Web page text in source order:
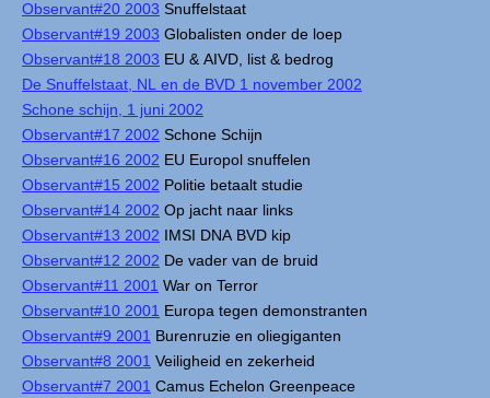
Observant#20 2003 Snuffelstaat
Observant#19 2003 Globalisten onder de loep
Observant#18 2003 EU & AIVD, list & bedrog
De Snuffelstaat, NL en de BVD 1 november 2002
Schone schijn, 1 juni 2002
Observant#17 2002 Schone Schijn
Observant#16 2002 EU Europol snuffelen
Observant#15 2002 Politie betaalt studie
Observant#14 2002 Op jacht naar links
Observant#13 2002 IMSI DNA BVD kip
Observant#12 2002 De vader van de bruid
Observant#11 2001 War on Terror
Observant#10 2001 Europa tegen demonstranten
Observant#9 2001 Burenruzie en oliegiganten
Observant#8 2001 Veiligheid en zekerheid
Observant#7 2001 Camus Echelon Greenpeace